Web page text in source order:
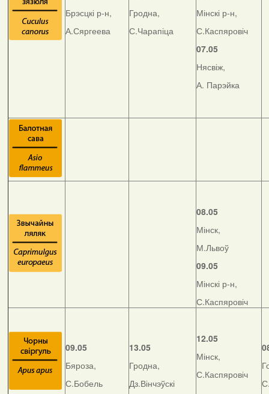
Брэсцкі р-н,
А.Сяргеева
Гродна,
С.Чарапіца
Мінскі р-н,
С.Каспяровіч
07.05
Нясвіж,
А. Парэйка
08.05
Мінск,
М.Львоў
09.05
Мінскі р-н,
С.Каспяровіч
09.05
Бяроза,
С.Бобель
13.05
Гродна,
Дз.Вінчэўскі
12.05
Мінск,
С.Каспяровіч